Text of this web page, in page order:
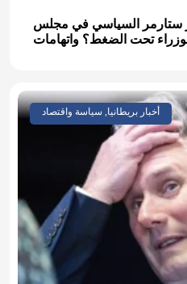
ستارمر السياسي في مجلس
تحت الضغط؟ واتهامات
أخبار بريطانيا, سياسة واقتصاد